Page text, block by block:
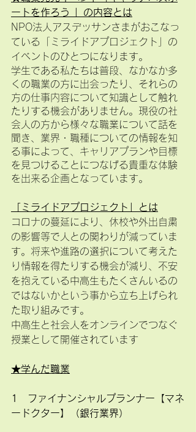
ートを作ろう 」の内容とは
NPO法人アスデッサンさまがおこなっ
ている「ミライドアプロジェクト」の
イベントのひとつになります。
学生である私たちは普段、なかなか多
くの職業の方に出会ったり、それらの
方の仕事内容について知識として触れ
たりする機会がありません。現役の社
会人の方から様々な職業について話を
聞き、業界・職種についての情報を知
る事によって、キャリアプランや目標
を見つけることにつなげる貴重な体験
を出来る企画となっています。
「ミライドアプロジェクト」とは
コロナの蔓延により、休校や外出自粛
の影響等で人との関わりが減っていま
す。将来や進路の選択について考えた
り情報を得たりする機会が減り、不安
を抱えている中高生もたくさんいるの
ではないかという事から立ち上げられ
た取り組みです。
中高生と社会人をオンラインでつなぐ
授業として開催されています
★学んだ職業
1　ファイナンシャルプランナー【マネ
ードクター】（銀行業界）